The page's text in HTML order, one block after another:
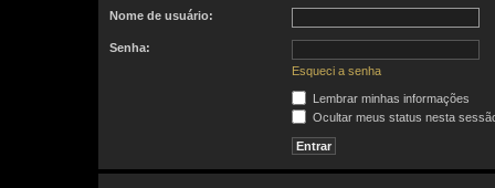
Nome de usuário:
Senha:
Esqueci a senha
Lembrar minhas informações
Ocultar meus status nesta